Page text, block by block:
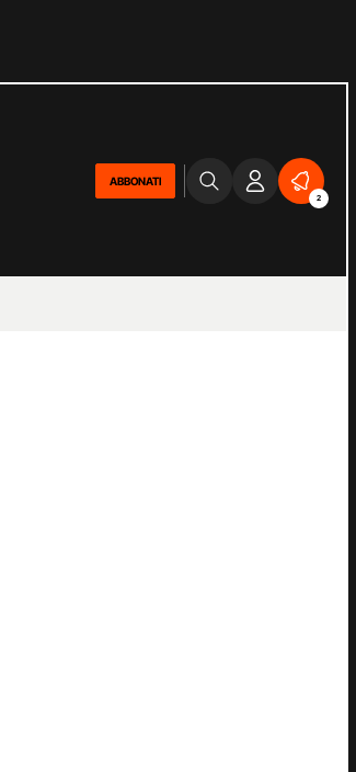
ABBONATI
2